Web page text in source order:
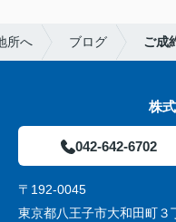
所へ ブログ ご成
株
042-642-6702
〒192-0045
東京都八王子市大和田町３